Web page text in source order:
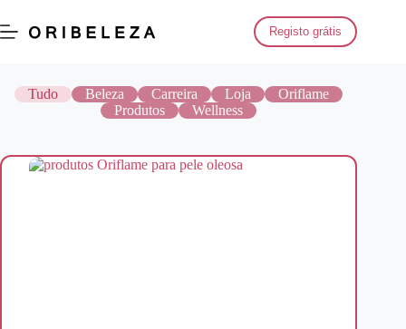
para
o
Registo grátis
Tudo Beleza Carreira Loja
Oriflame
Produtos
Wellness